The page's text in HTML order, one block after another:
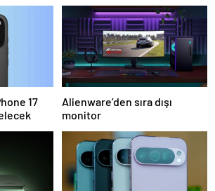
17
Alienware’den sıra dışı
monitor